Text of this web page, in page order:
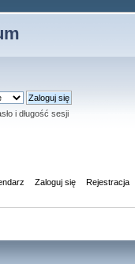
i długość sesji
Zaloguj się Rejestracja